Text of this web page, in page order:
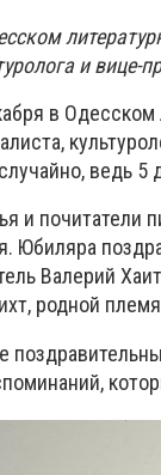
и вице-
в Одесском
ведь 5
и почитатели
Юбиляра
Валерий
родной